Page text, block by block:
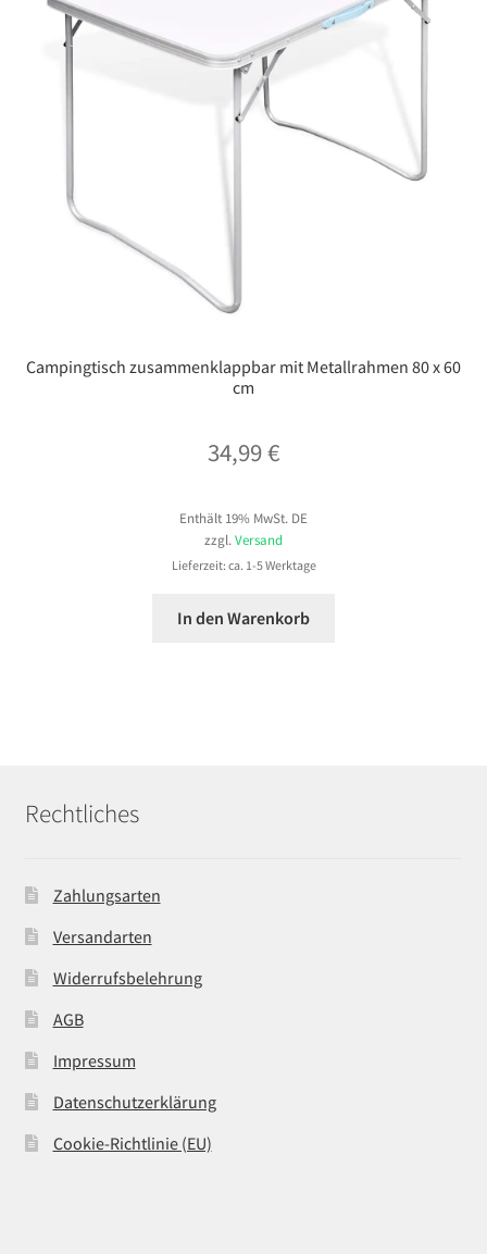
Campingtisch zusammenklappbar mit Metallrahmen 80 x 60
cm
34,99€
Enthält 19% MwSt. DE
zzgl. Versand
Lieferzeit: ca. 1-5 Werktage
In den Warenkorb
Rechtliches
Zahlungsarten
Versandarten
Widerrufsbelehrung
AGB
Impressum
Datenschutzerklärung
Cookie-Richtlinie (EU)